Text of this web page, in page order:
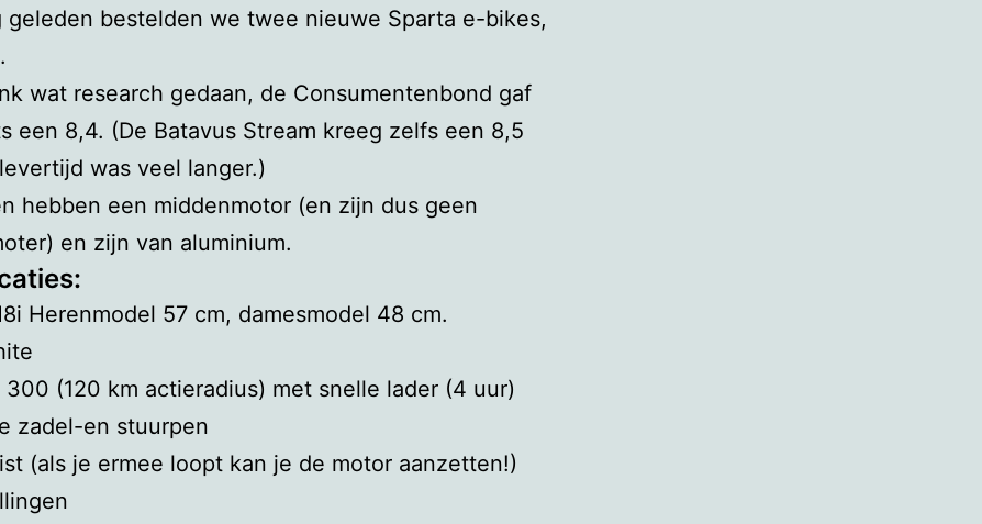
geleden bestelden we twee nieuwe Sparta e-bikes,
wat research gedaan, de Consumentenbond gaf
een 8,4. (De Batavus Stream kreeg zelfs een 8,5
was veel langer.)
hebben een middenmotor (en zijn dus geen
en zijn van aluminium.
Herenmodel 57 cm, damesmodel 48 cm.
(120 km actieradius) met snelle lader (4 uur)
zadel-en stuurpen
(als je ermee loopt kan je de motor aanzetten!)